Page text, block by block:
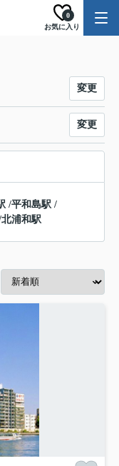
お気に入り
0
変更
変更
/平和島駅 /
北浦和駅